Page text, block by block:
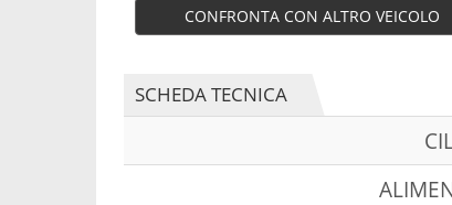
CONFRONTA CON ALTRO VEICOLO
SCHEDA TECNICA